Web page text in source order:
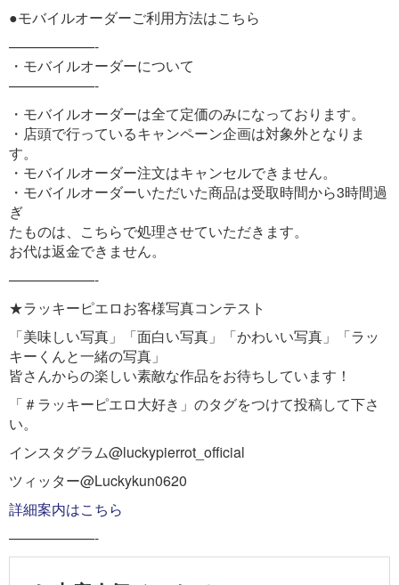
●モバイルオーダーご利用方法はこちら
——————-
・モバイルオーダーについて
——————-
・モバイルオーダーは全て定価のみになっております。
・店頭で行っているキャンペーン企画は対象外となりま
す。
・モバイルオーダー注文はキャンセルできません。
・モバイルオーダーいただいた商品は受取時間から3時間過
ぎ
たものは、こちらで処理させていただきます。
お代は返金できません。
——————-
★ラッキーピエロお客様写真コンテスト
「美味しい写真」「面白い写真」「かわいい写真」「ラッ
キーくんと一緒の写真」
皆さんからの楽しい素敵な作品をお待ちしています！
「＃ラッキーピエロ大好き」のタグをつけて投稿して下さ
い。
インスタグラム@luckypierrot_official
ツィッター@Luckykun0620
詳細案内はこちら
——————-